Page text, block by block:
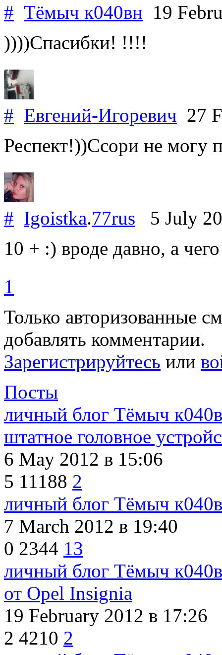
# Тёмыч к040вн 19
))))Спасибки! !!!!
# Евгений-Игоревич 27
Респект!))Ссори не могу
# Igoistka.77rus 5 July
10 + :) вроде давно, а
1
Только авторизованные
добавлять комментарии.
Зарегистрируйтесь или
Посты
личный блог Тёмыч
штатное головное
6 May 2012 в 15:06
5 11188 2
личный блог Тёмыч
7 March 2012 в 19:40
0 2344 13
личный блог Тёмыч
от Opel Insignia
19 February 2012 в 17:26
2 4210 2